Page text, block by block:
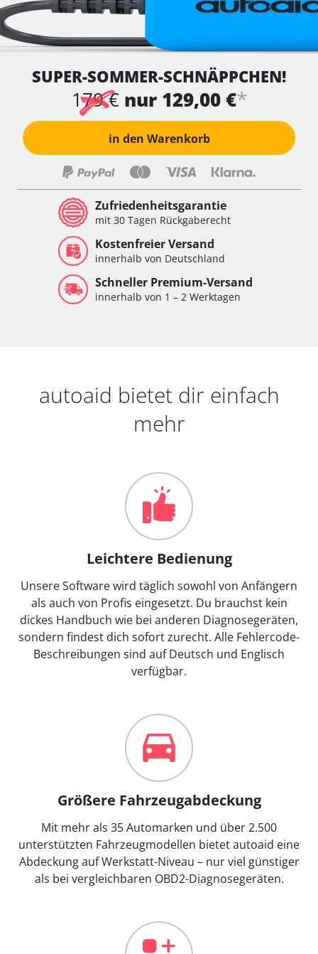
SUPER-SOMMER-SCHNÄPPCHEN!
179 € nur 129,00 €*
in den Warenkorb
Zufriedenheitsgarantie
mit 30 Tagen Rückgaberecht
Kostenfreier Versand
innerhalb von Deutschland
Schneller Premium-Versand
innerhalb von 1 – 2 Werktagen
autoaid bietet dir einfach
mehr
Leichtere Bedienung
Unsere Software wird täglich sowohl von Anfängern
als auch von Profis eingesetzt. Du brauchst kein
dickes Handbuch wie bei anderen Diagnosegeräten,
sondern findest dich sofort zurecht. Alle Fehlercode-
Beschreibungen sind auf Deutsch und Englisch
verfügbar.
Größere Fahrzeugabdeckung
Mit mehr als 35 Automarken und über 2.500
unterstützten Fahrzeugmodellen bietet autoaid eine
Abdeckung auf Werkstatt-Niveau – nur viel günstiger
als bei vergleichbaren OBD2-Diagnosegeräten.